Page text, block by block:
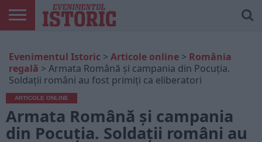
ONLINE
EDIȚII
TIPĂRITE
ISTORIC
PLAY
CONTUL
MEU
Evenimentul Istoric > Articole online > România
regală > Armata Română și campania din Pocuția.
Soldații români au fost primiți ca eliberatori
ARTICOLE ONLINE
Armata Română și campania
din Pocuția. Soldații români au